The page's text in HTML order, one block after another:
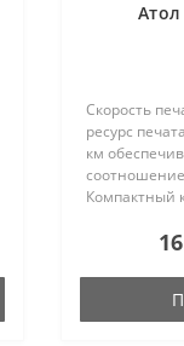
Скорость
ресурс
км
Компактный
Узкая
экономит
расходных